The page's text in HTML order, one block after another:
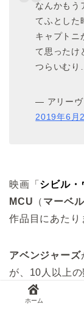
なんかもう
てふとした
キャプトニ
て思ったけ
つらいむり
— アリーヴ
2019年6月
映画「 シビル・
MCU （ マーベ
作品目にあたり
アベンジャーズ
が、10人以上の
マンや ブラック
画でもあり、
ホーム